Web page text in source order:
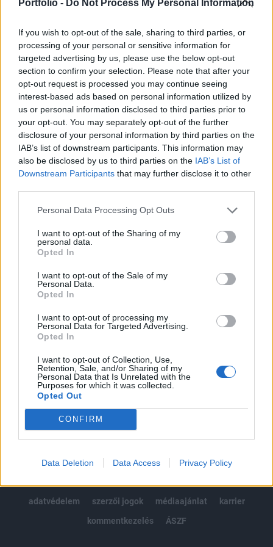
Portfolio - Do Not Process My Personal Information
If you wish to opt-out of the sale, sharing to third parties, or
processing of your personal or sensitive information for
targeted advertising by us, please use the below opt-out
section to confirm your selection. Please note that after your
opt-out request is processed you may continue seeing
interest-based ads based on personal information utilized by
us or personal information disclosed to third parties prior to
your opt-out. You may separately opt-out of the further
disclosure of your personal information by third parties on the
IAB’s list of downstream participants. This information may
also be disclosed by us to third parties on the IAB’s List of
Downstream Participants that may further disclose it to other
Personal Data Processing Opt Outs
I want to opt-out of the Sharing of my
personal data.
Opted In
I want to opt-out of the Sale of my
Personal Data.
Opted In
I want to opt-out of processing my
Personal Data for Targeted Advertising.
Opted In
I want to opt-out of Collection, Use,
Retention, Sale, and/or Sharing of my
Personal Data that Is Unrelated with the
Purposes for which it was collected.
Opted Out
CONFIRM
Data Deletion Data Access Privacy Policy
A bizottsági szóvivő pénteki nyilatkozata alapján ezt a
dokumentumot ki is adják az év végéig. Annak ellenére
hogy az operatív programokat a jövő év első hónapjaiban
fogadják el hivatalosan, már lehetőség lesz arra, hogy a
magyar kormány előlegeket hívjon le a 2014-2020-as uniós
források terhére - mutatott rá a helyettes államtitkár.
Hangsúlyozta: az EB döntésével...
KEDVES OLVASÓNK!
A keresett cikk a portfolio.hu hírarchívumához
tartozik, melynek olvasása előfizetéses
Az előfizetés a következőket tartalmazza:
Kötéslisták: BÉT elmúlt 2 év napon belüli
kötéslistái
Előfizetés
MÁR ELŐFIZETŐNK VAGY?BEJELENTKEZÉS
© 2026 Portfolio
adatvédelem
szerzői jogok médiaajánlat
karrier
kommentkezelés
ÁSZF